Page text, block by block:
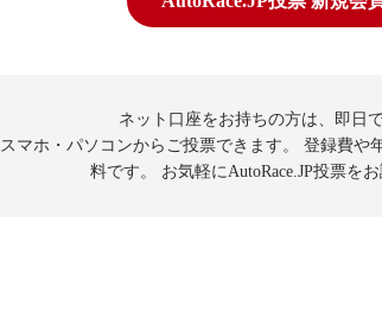
ネット口座をお持ちの方は、即日
スマホ・パソコンからご投票できます。
登録費や
料です。
お気軽にAutoRace.JP投票を